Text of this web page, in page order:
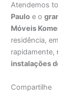
Atendemos
Paulo e o
Móveis
residência,
rapidamente,
instalações
Compartilhe